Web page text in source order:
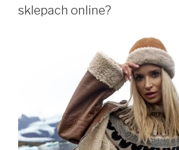
sklepach online?